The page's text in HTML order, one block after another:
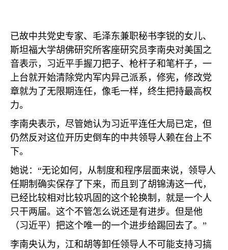
已故中共党史专家、毛泽东兼职秘书李锐的女儿、
斯坦福大学胡佛研究所客座研究员李南央对美国之
音表示，习近平手握刀把子、枪杆子和笔杆子，一
上台就开始清除党内军内异己派系，修宪，修改党
章就为了无限期连任，像毛一样，终生把持最高权
力。
李南央表示，尽管她认为习近平连任大局已定，但
仍然反对这位开历史倒车的中共领导人赖在台上不
下。
她说：“无论如何，从制度和程序层面来说，领导人
任期制确实保存了下来，而且到了胡锦涛这一代，
已经比较相对比较巩固的这个轮换制，就是一个人
只干两届。这个不管怎么说还是有进步。但是他
（习近平）把这个唯一的一个进步给踢回去了。”
李南央认为，江和胡等卸任领导人不可能支持习搞